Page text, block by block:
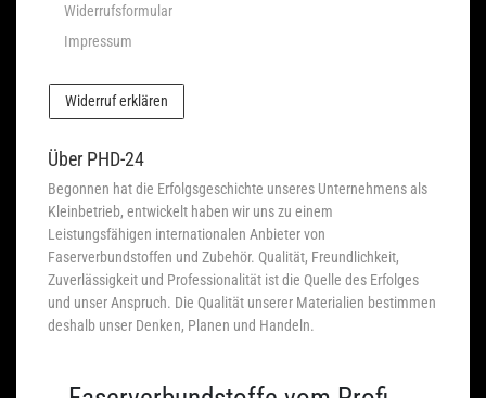
Widerrufsformular
Impressum
Widerruf erklären
Über PHD-24
Begonnen hat die Erfolgsgeschichte unseres Unternehmens als
Kleinbetrieb, entwickelt haben wir uns zu einem
Leistungsfähigen internationalen Anbieter von
Faserverbundstoffen und Zubehör. Qualität, Freundlichkeit,
Zuverlässigkeit und Professionalität ist die Quelle des Erfolges
und unser Anspruch. Die Qualität unserer Materialien bestimmen
deshalb unser Denken, Planen und Handeln.